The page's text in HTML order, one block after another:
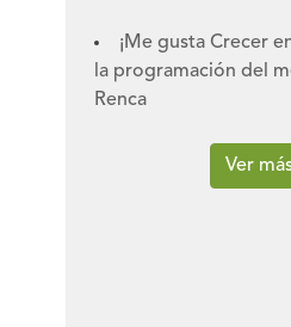
¡Me gusta Crecer
la programación del
Renca
Ver